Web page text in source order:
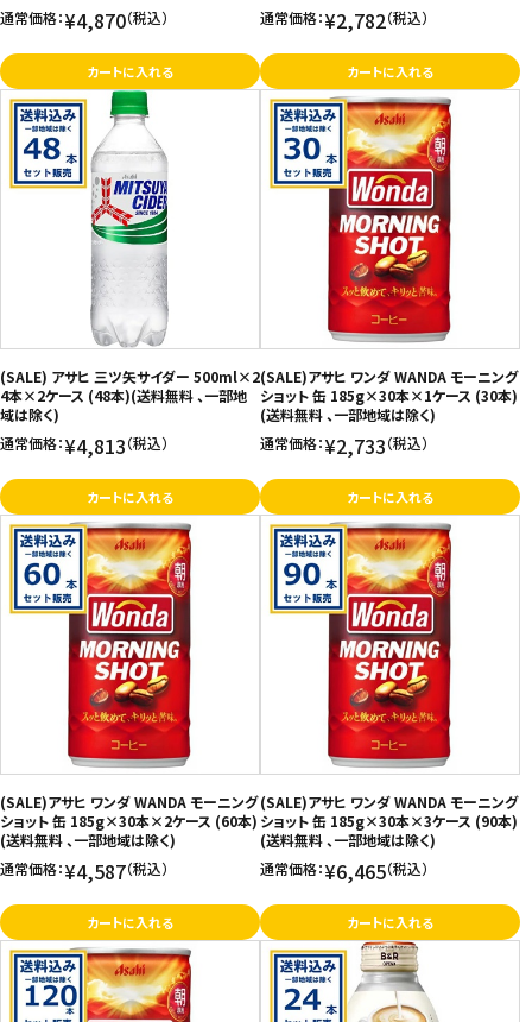
通常価格：¥4,870（税込）
カートに入れる
通常価格：¥2,782（税込）
カートに入れる
(SALE) アサヒ 三ツ矢サイダー 500ml×2
4本×2ケース (48本)(送料無料 、一部地
域は除く)
通常価格：¥4,813（税込）
カートに入れる
(SALE)アサヒ ワンダ WANDA モーニング
ショット 缶 185g×30本×1ケース (30本)
(送料無料 、一部地域は除く)
通常価格：¥2,733（税込）
カートに入れる
(SALE)アサヒ ワンダ WANDA モーニング
ショット 缶 185g×30本×2ケース (60本)
(送料無料 、一部地域は除く)
通常価格：¥4,587（税込）
カートに入れる
(SALE)アサヒ ワンダ WANDA モーニング
ショット 缶 185g×30本×3ケース (90本)
(送料無料 、一部地域は除く)
通常価格：¥6,465（税込）
カートに入れる